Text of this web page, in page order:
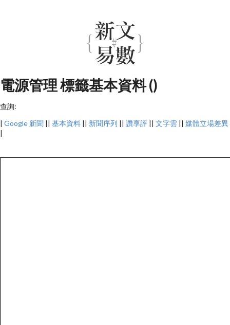
電源管理 標籤基本資料 ()
查詢:
| Google 新聞 || 基本資料 || 新聞序列 || 讚享評 || 文字雲 || 媒體立場差異
|